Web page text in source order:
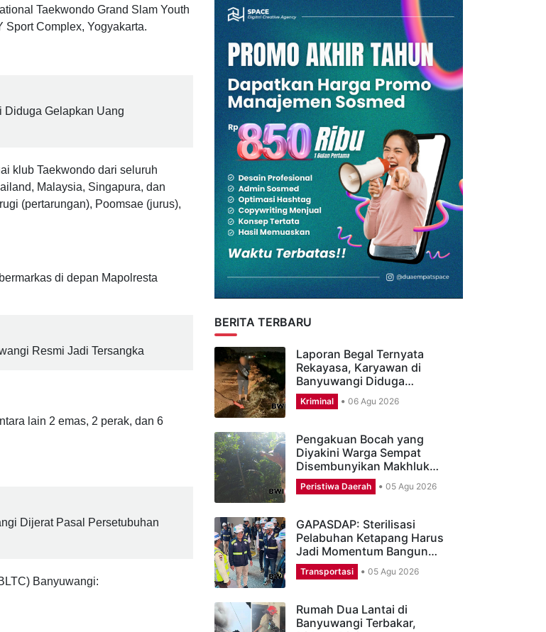
asal Banyuwangi.
lainnya sukses
klub Taekwondo dari seluruh
Malaysia, Singapura, dan
BERITA TERBARU
Laporan Begal Ternyata
Rekayasa, Karyawan di
Kriminal 06 Agu 2026
Pengakuan Bocah yang
Diyakini Warga Sempat
Peristiwa Daerah 05 Agu 2026
GAPASDAP: Sterilisasi
Pelabuhan Ketapang Harus
Transportasi 05 Agu 2026